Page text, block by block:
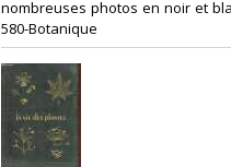
nombreuses photos en noir et
580-Botanique‎